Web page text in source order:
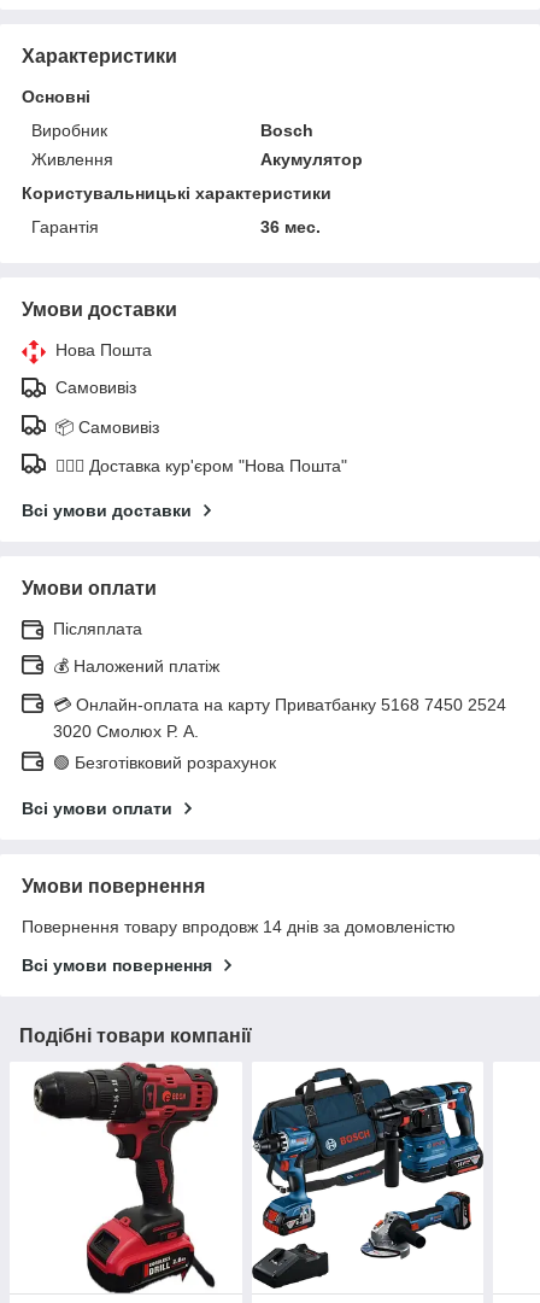
Характеристики
Основні
Виробник
Bosch
Живлення
Акумулятор
Користувальницькі характеристики
Гарантія
36 мес.
Умови доставки
Нова Пошта
Самовивіз
📦 Самовивіз
🚶🏼‍♂️ Доставка кур'єром "Нова Пошта"
Всі умови доставки
Умови оплати
Післяплата
💰 Наложений платіж
💳 Онлайн-оплата на карту Приватбанку 5168 7450 2524
3020 Смолюх Р. А.
🟢 Безготівковий розрахунок
Всі умови оплати
Умови повернення
Повернення товару впродовж 14 днів за домовленістю
Всі умови повернення
Подібні товари компанії